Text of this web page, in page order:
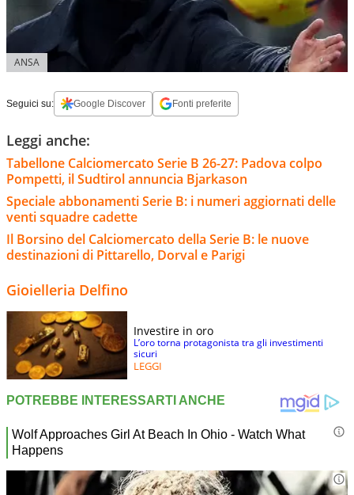
ANSA
Seguici su: Google Discover Fonti preferite
Leggi anche:
Tabellone Calciomercato Serie B 26-27: Padova colpo
Pompetti, il Sudtirol annuncia Bjarkason
Speciale abbonamenti Serie B: i numeri aggiornati delle
venti squadre cadette
Il Borsino del Calciomercato della Serie B: le nuove
destinazioni di Pittarello, Dorval e Parigi
Gioielleria Delfino
Investire in oro
L’oro torna protagonista tra gli investimenti
sicuri
LEGGI